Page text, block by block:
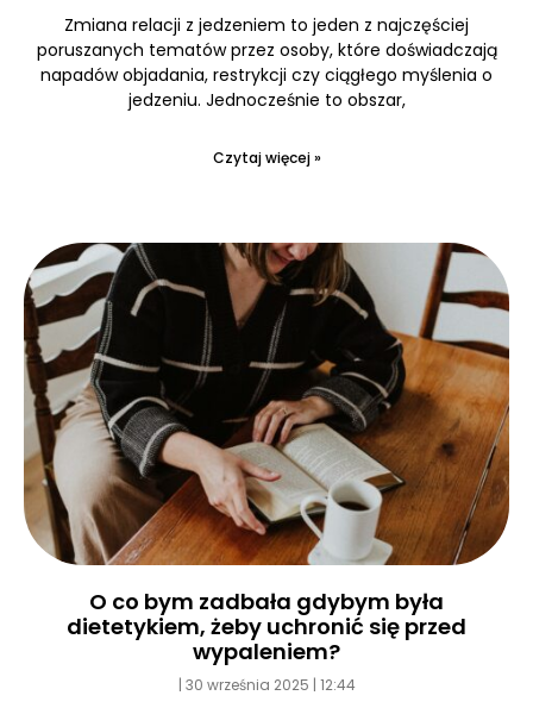
Zmiana relacji z jedzeniem to jeden z najczęściej
poruszanych tematów przez osoby, które doświadczają
napadów objadania, restrykcji czy ciągłego myślenia o
jedzeniu. Jednocześnie to obszar,
Czytaj więcej »
O co bym zadbała gdybym była
dietetykiem, żeby uchronić się przed
wypaleniem?
30 września 2025 12:44